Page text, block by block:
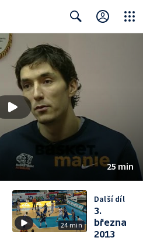
25 min
24 min
Další díl
3.
března
2013